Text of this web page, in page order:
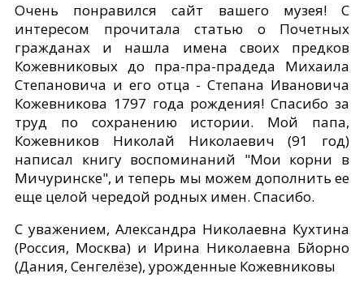
Очень понравился сайт вашего музея! С
интересом прочитала статью о Почетных
гражданах и нашла имена своих предков
Кожевниковых до пра-пра-прадеда Михаила
Степановича и его отца - Степана Ивановича
Кожевникова 1797 года рождения! Спасибо за
труд по сохранению истории. Мой папа,
Кожевников Николай Николаевич (91 год)
написал книгу воспоминаний "Мои корни в
Мичуринске", и теперь мы можем дополнить ее
еще целой чередой родных имен. Спасибо.
С уважением, Александра Николаевна Кухтина
(Россия, Москва) и Ирина Николаевна Бйорно
(Дания, Сенгелёзе), урожденные Кожевниковы